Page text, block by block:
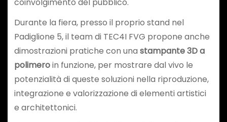
Durante la fiera, presso il proprio stand nel
Padiglione 5, il team di TEC4I FVG propone anche
dimostrazioni pratiche con una stampante 3D a
polimeroin funzione, per mostrare dal vivo le
potenzialità di queste soluzioni nella riproduzione,
integrazione e valorizzazione di elementi artistici
e architettonici.